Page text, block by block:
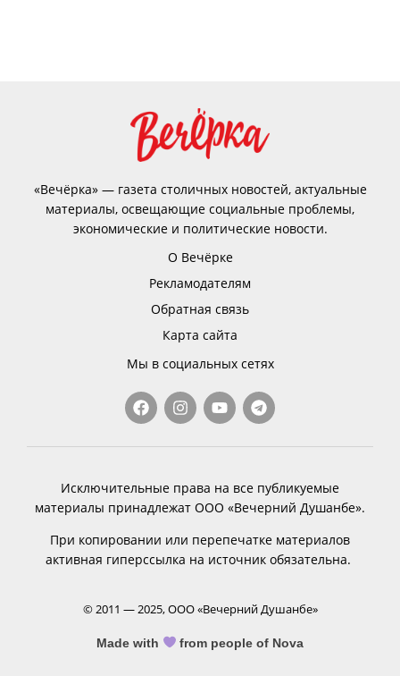
«Вечёрка» — газета столичных новостей, актуальные
материалы, освещающие социальные проблемы,
экономические и политические новости.
О Вечёрке
Рекламодателям
Обратная связь
Карта сайта
Мы в социальных сетях
Исключительные права на все публикуемые
материалы принадлежат ООО «Вечерний Душанбе».
При копировании или перепечатке материалов
активная гиперссылка на источник обязательна.
© 2011 — 2025, ООО «Вечерний Душанбе»
Made with from people of Nova